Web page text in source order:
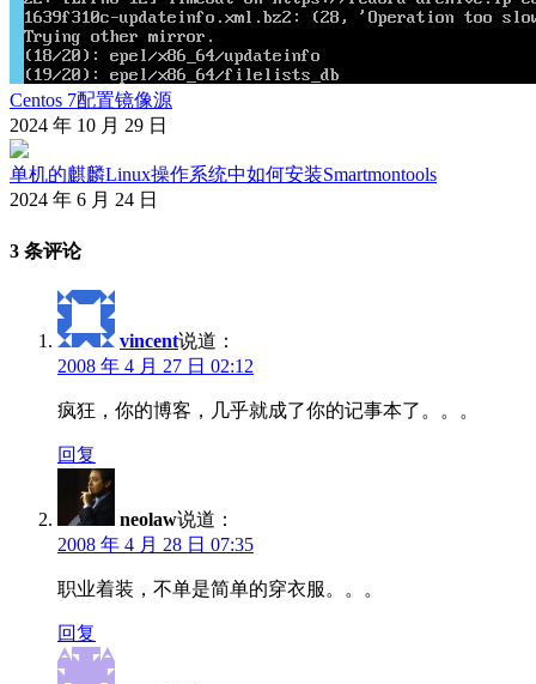
Centos 7配置镜像源
2024 年 10 月 29 日
单机的麒麟Linux操作系统中如何安装Smartmontools
2024 年 6 月 24 日
3 条评论
vincent说道：
2008 年 4 月 27 日 02:12
疯狂，你的博客，几乎就成了你的记事本了。。。
回复
neolaw说道：
2008 年 4 月 28 日 07:35
职业着装，不单是简单的穿衣服。。。
回复